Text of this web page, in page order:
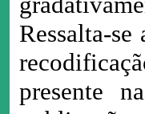
Ressalta-
presente